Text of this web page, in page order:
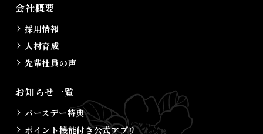
会社概要
採用情報
人材育成
先輩社員の声
お知らせ一覧
バースデー特典
ポイント機能付き公式アプリ